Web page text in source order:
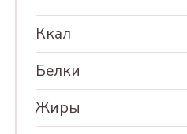
АССОРТИ
"КРЕМЛИНА
ШОКОЛАДНЫЕ",
АССОРТИ
ШКАТУЛКИ
ШКАТУЛКИ
МАТРЕШКА
ДЕРЕВЯННАЯ
СУХОФРУКТЫ,
ОРЕХИ
МИНДАЛЬ
ЧЕРНОСЛИВ
В ПОДАРОК
К НОВОМУ ГОДУ
Ккал
Белки
Жиры